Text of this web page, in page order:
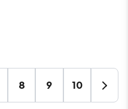
8 9 10